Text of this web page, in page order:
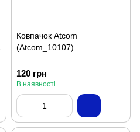
Ковпачок Atcom
(Atcom_10107)
120 грн
В наявності